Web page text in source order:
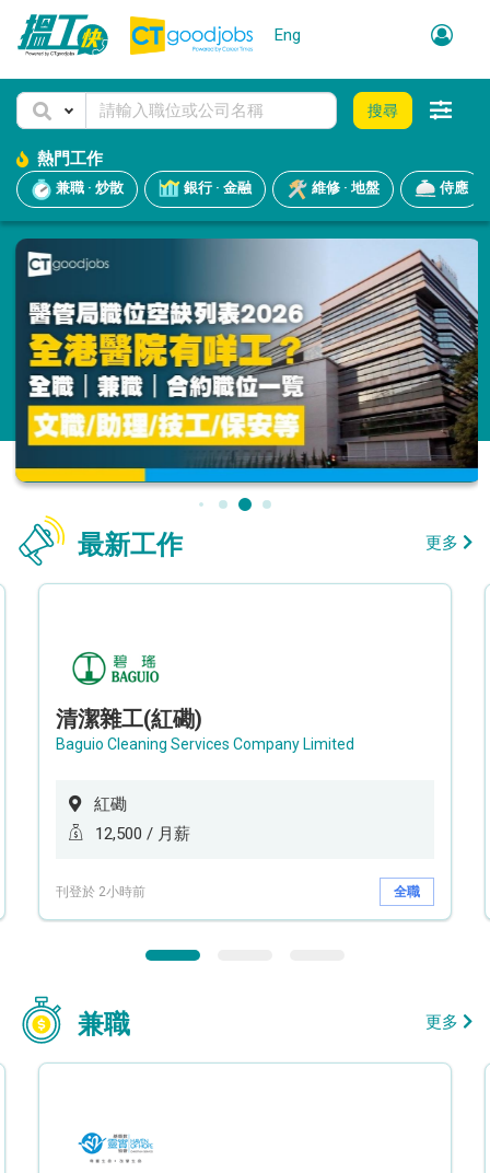
Eng
搜尋
熱門工作
兼職 · 炒散 銀行 · 金融 維修 · 地盤 侍應
最新工作 更多
清潔雜工(紅磡)
Baguio Cleaning Services Company Limited
紅磡
12,500 / 月薪
刊登於 2小時前 全職
兼職 更多